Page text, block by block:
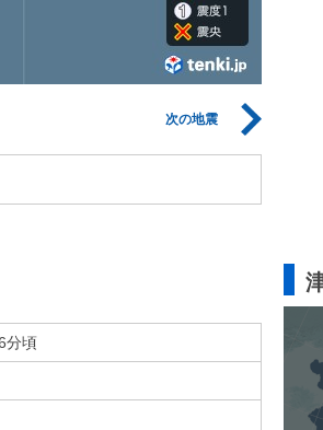
次の地震
分頃